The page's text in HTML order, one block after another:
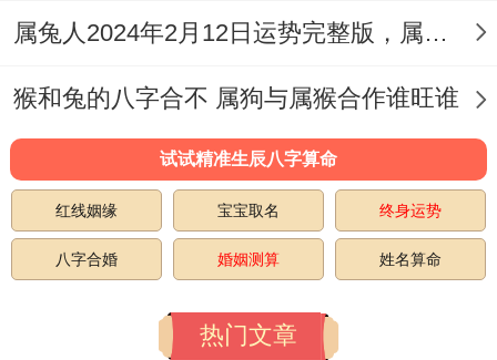
属兔人2024年2月12日运势完整版，属兔2024年2月12日今日运势如何
猴和兔的八字合不 属狗与属猴合作谁旺谁
试试精准生辰八字算命
红线姻缘 宝宝取名 终身运势
八字合婚 婚姻测算 姓名算命
热门文章